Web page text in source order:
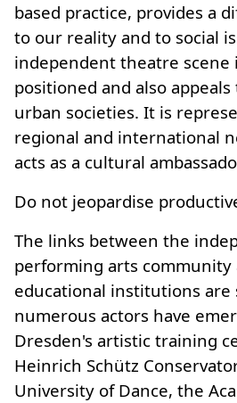
based practice, provides a
to our reality and to social
independent theatre
positioned and also
urban societies. It is
regional and international
acts as a cultural
Do not jeopardise
The links between the
performing arts community
educational institutions are
numerous actors have
Dresden's artistic training
Heinrich Schütz
University of Dance, the